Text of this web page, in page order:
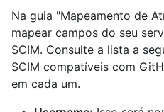
Na guia "Mapeamento de
mapear campos do seu
SCIM. Consulte a lista a
SCIM compatíveis com
em cada um.